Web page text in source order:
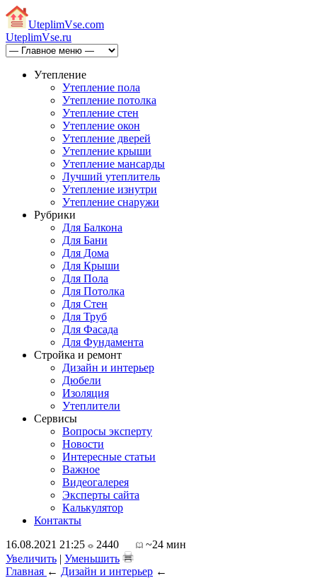
UteplimVse.com
UteplimVse.ru
Утепление
Утепление пола
Утепление потолка
Утепление стен
Утепление окон
Утепление дверей
Утепление крыши
Утепление мансарды
Лучший утеплитель
Утепление изнутри
Утепление снаружи
Рубрики
Для Балкона
Для Бани
Для Дома
Для Крыши
Для Пола
Для Потолка
Для Стен
Для Труб
Для Фасада
Для Фундамента
Стройка и ремонт
Дизайн и интерьер
Дюбели
Изоляция
Утеплители
Сервисы
Вопросы эксперту
Новости
Интересные статьи
Важное
Видеогалерея
Эксперты сайта
Калькулятор
Контакты
16.08.2021 21:25
2440
~24 мин
Увеличить | Уменьшить
Главная ← Дизайн и интерьер ←